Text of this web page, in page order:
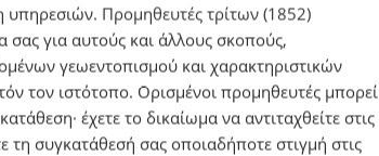
υπηρεσιών. Προμηθευτές τρίτων (1852)
σας για αυτούς και άλλους σκοπούς,
γεωεντοπισμού και χαρακτηριστικών
τον ιστότοπο. Ορισμένοι προμηθευτές μπορεί
έχετε το δικαίωμα να αντιταχθείτε στις
τη συγκατάθεσή σας οποιαδήποτε στιγμή στις